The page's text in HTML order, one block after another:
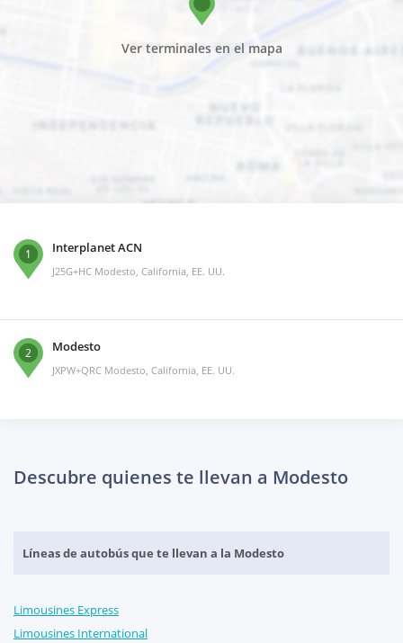
Ver terminales en el mapa
1 Interplanet ACN
J25G+HC Modesto, California, EE. UU.
2 Modesto
JXPW+QRC Modesto, California, EE. UU.
Descubre quienes te llevan a Modesto
Líneas de autobús que te llevan a la Modesto
Limousines Express
Limousines International